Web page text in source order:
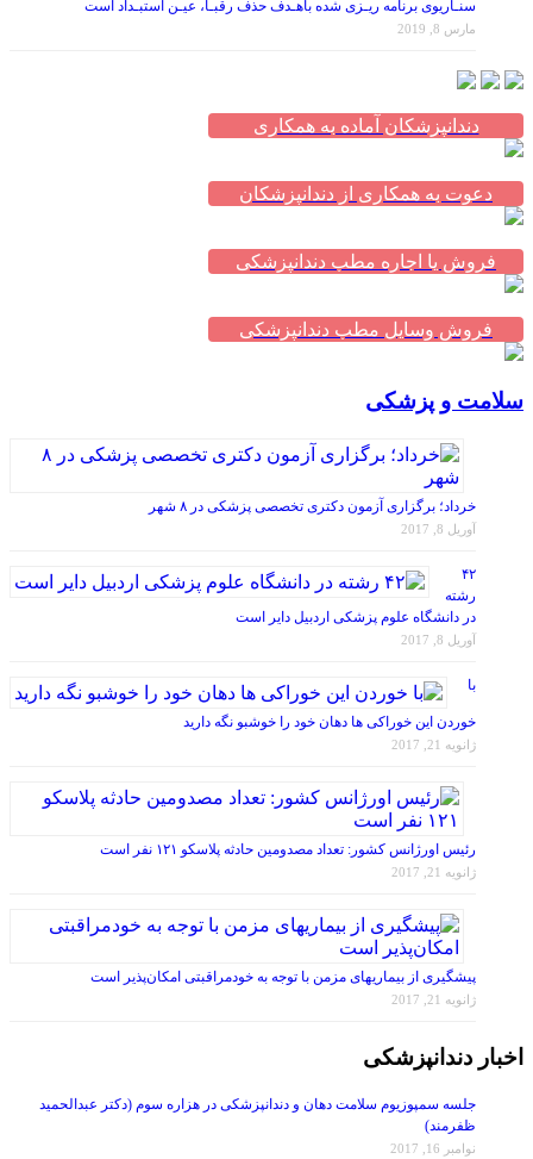
سنـاریوی برنامه ریـزی شده باهـدف حذف رقبـا، عیـن استبـداد است
مارس 8, 2019
دندانپزشکان آماده به همکاری
دعوت به همکاری از دندانپزشکان
فروش یا اجاره مطب دندانپزشکی
فروش وسایل مطب دندانپزشکی
سلامت و پزشکی
خرداد؛ برگزاری آزمون دکتری تخصصی پزشکی در ۸ شهر
آوریل 8, 2017
۴۲
رشته
در دانشگاه علوم پزشکی اردبیل دایر است
آوریل 8, 2017
با
خوردن این خوراکی ها دهان خود را خوشبو نگه دارید
ژانویه 21, 2017
رئیس اورژانس کشور: تعداد مصدومین حادثه پلاسکو ۱۲۱ نفر است
ژانویه 21, 2017
پیشگیری از بیماریهای مزمن با توجه به خودمراقبتی امکان‌پذیر است
ژانویه 21, 2017
اخبار دندانپزشکی
جلسه سمپوزیوم سلامت دهان و دندانپزشکی در هزاره سوم (دکتر عبدالحمید
ظفرمند)
نوامبر 16, 2017